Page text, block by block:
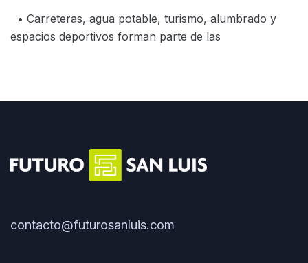
• Carreteras, agua potable, turismo, alumbrado y
espacios deportivos forman parte de las
contacto@futurosanluis.com